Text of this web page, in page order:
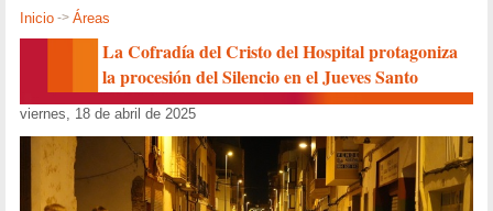
Inicio ->Áreas
La Cofradía del Cristo del Hospital protagoniza
la procesión del Silencio en el Jueves Santo
viernes, 18 de abril de 2025